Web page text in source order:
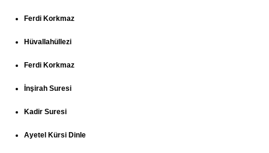
Ferdi Korkmaz
Hüvallahüllezi
Ferdi Korkmaz
İnşirah Suresi
Kadir Suresi
Ayetel Kürsi Dinle